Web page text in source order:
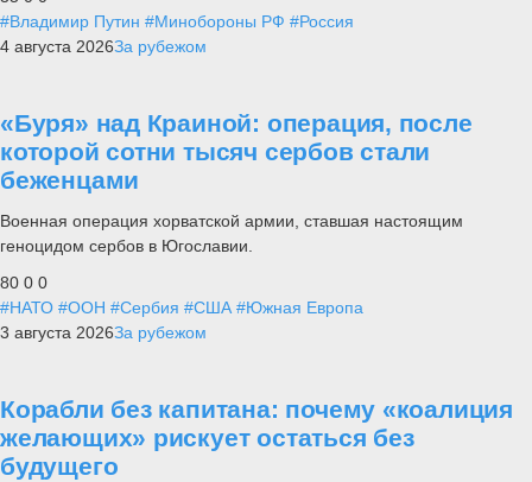
#Владимир Путин #Минобороны РФ #Россия
4 августа 2026За рубежом
«Буря» над Краиной: операция, после
которой сотни тысяч сербов стали
беженцами
Военная операция хорватской армии, ставшая настоящим
геноцидом сербов в Югославии.
80 0 0
#НАТО #ООН #Сербия #США #Южная Европа
3 августа 2026За рубежом
Корабли без капитана: почему «коалиция
желающих» рискует остаться без
будущего